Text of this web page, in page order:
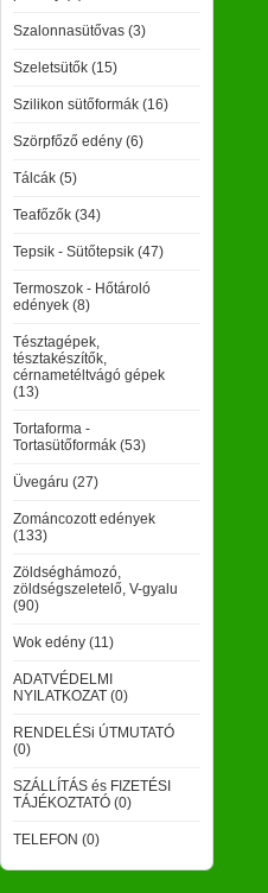
Szalonnasütővas (3)
Szeletsütők (15)
Szilikon sütőformák (16)
Szörpfőző edény (6)
Tálcák (5)
Teafőzők (34)
Tepsik - Sütőtepsik (47)
Termoszok - Hőtároló
edények (8)
Tésztagépek,
tésztakészítők,
cérnametéltvágó gépek
(13)
Tortaforma -
Tortasütőformák (53)
Üvegáru (27)
Zománcozott edények
(133)
Zöldséghámozó,
zöldségszeletelő, V-gyalu
(90)
Wok edény (11)
ADATVÉDELMI
NYILATKOZAT (0)
RENDELÉSi ÚTMUTATÓ
(0)
SZÁLLÍTÁS és FIZETÉSI
TÁJÉKOZTATÓ (0)
TELEFON (0)